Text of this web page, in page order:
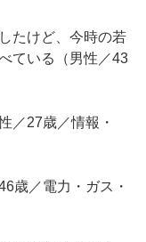
たけど、今時の若
ている（男性／43
／27歳／情報・
歳／電力・ガス・